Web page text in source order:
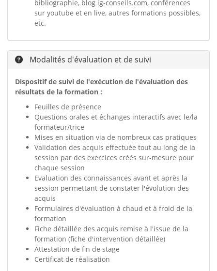
bibliographie, blog ig-conseils.com, conférences
sur youtube et en live, autres formations possibles,
etc.
Modalités d'évaluation et de suivi
Dispositif de suivi de l'exécution de l'évaluation des
résultats de la formation :
Feuilles de présence
Questions orales et échanges interactifs avec le/la
formateur/trice
Mises en situation via de nombreux cas pratiques
Validation des acquis effectuée tout au long de la
session par des exercices créés sur-mesure pour
chaque session
Evaluation des connaissances avant et après la
session permettant de constater l'évolution des
acquis
Formulaires d'évaluation à chaud et à froid de la
formation
Fiche détaillée des acquis remise à l'issue de la
formation (fiche d'intervention détaillée)
Attestation de fin de stage
Certificat de réalisation